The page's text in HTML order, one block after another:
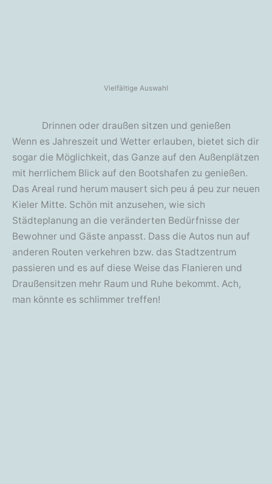
Vielfältige Auswahl
Drinnen oder draußen sitzen und genießen
Wenn es Jahreszeit und Wetter erlauben, bietet sich dir
sogar die Möglichkeit, das Ganze auf den Außenplätzen
mit herrlichem Blick auf den Bootshafen zu genießen.
Das Areal rund herum mausert sich peu á peu zur neuen
Kieler Mitte. Schön mit anzusehen, wie sich
Städteplanung an die veränderten Bedürfnisse der
Bewohner und Gäste anpasst. Dass die Autos nun auf
anderen Routen verkehren bzw. das Stadtzentrum
passieren und es auf diese Weise das Flanieren und
Draußensitzen mehr Raum und Ruhe bekommt. Ach,
man könnte es schlimmer treffen!